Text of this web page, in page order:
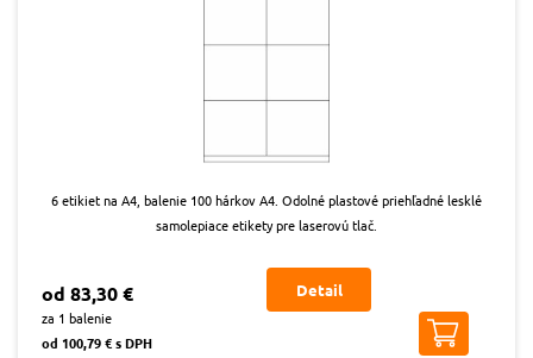
6 etikiet na A4, balenie 100 hárkov A4. Odolné plastové priehľadné lesklé
samolepiace etikety pre laserovú tlač.
od 83,30 €
za 1 balenie
od 100,79 € s DPH
Detail